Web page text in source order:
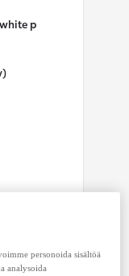
p
personoida sisältöä
analysoida